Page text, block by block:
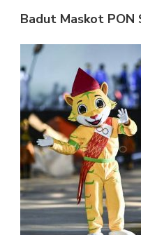
Badut Maskot